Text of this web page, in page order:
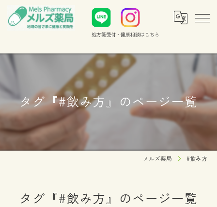
処方箋受付・健康相談はこちら
タグ『#飲み方』のページ一覧
メルズ薬局 #飲み方
タグ『#飲み方』のページ一覧